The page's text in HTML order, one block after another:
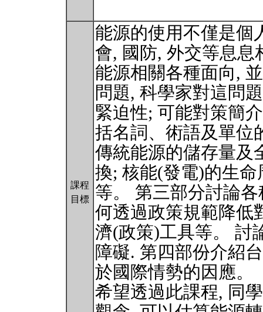
課程
目標
能源的使用不僅是個
會, 國防, 外交等息息
能源相關各種面向,
問題, 科學家對這問
緊迫性; 可能對策簡
括名詞、術語及單位
傳統能源的儲存量及
換; 核能(發電)的生
等。 第三部分討論
何透過政策規範降低
濟(政策)工具等。 討
障礙. 第四部份介紹
於國際情勢的因應。
希望透過此課程, 同